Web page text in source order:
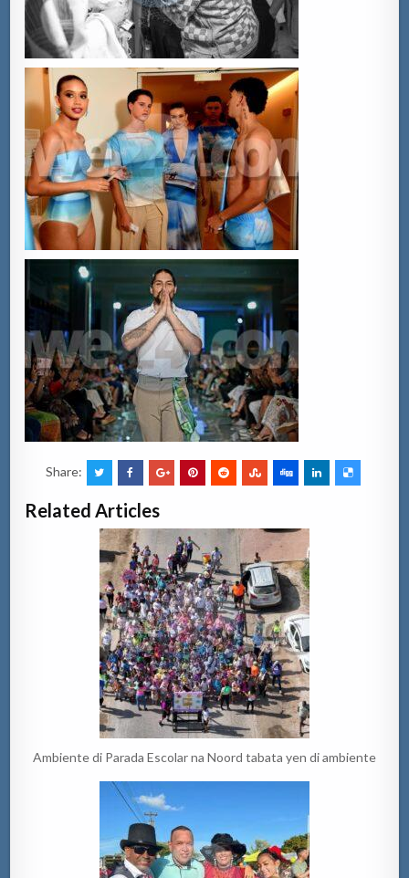
Share:
Related Articles
Ambiente di Parada Escolar na Noord tabata yen di ambiente